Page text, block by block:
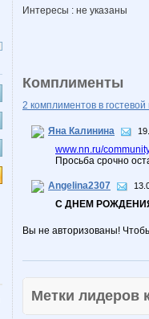
Интересы : не указаны
Комплименты
2 комплиментов в гостевой
Яна Калинина
www.nn.ru/
Просьба срочно
Angelina2307
С ДНЕМ
Вы не авторизованы!
Метки